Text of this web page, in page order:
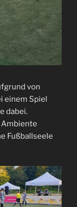
von
einem Spiel
dabei.
Ambiente
Fußballseele